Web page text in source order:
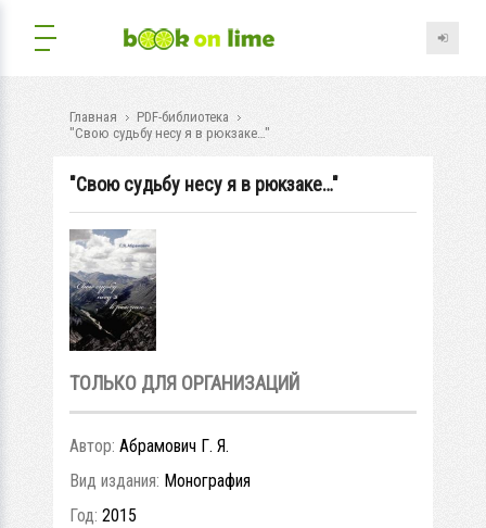
Главная
PDF-библиотека
"Свою судьбу несу я в рюкзаке…"
"Свою судьбу несу я в рюкзаке…"
ТОЛЬКО ДЛЯ ОРГАНИЗАЦИЙ
Автор: Абрамович Г. Я.
Вид издания: Монография
Год: 2015